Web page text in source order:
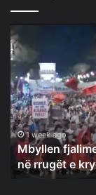
Mbyllen
fjalimet
para
Kryeministrisë/
Nis
marshimi
në
rrugët
e
kryeqytetit:
Ju
1 week ago
Mbyllen
në rrugët e